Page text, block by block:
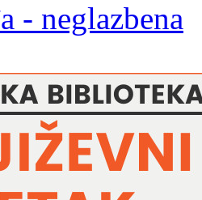
- neglazbena